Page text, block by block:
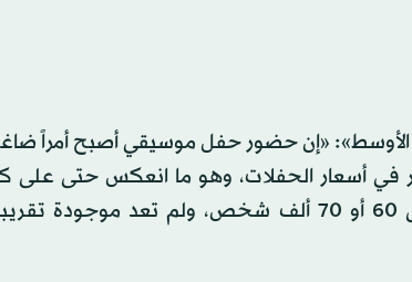
«إن حضور حفل موسيقي أصبح أمراً
في أسعار الحفلات، وهو ما انعكس حتى على
الحفلات الجماهيرية التي كانت تسجِّل حضوراً بأرقام تصل إلى 60 أو 70 ألف شخص، ولم